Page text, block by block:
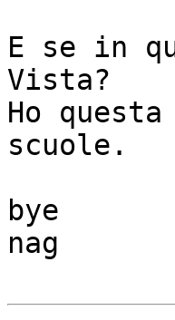
E se in
Vista?
Ho
scuole.
bye
nag